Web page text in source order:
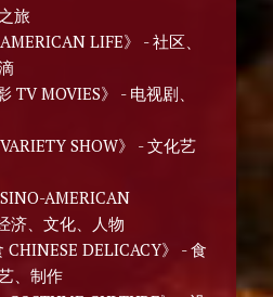
旅
LIFE》 - 社区、
TV MOVIES》 - 电视剧、
SHOW》 - 文化艺
AMERICAN
济、文化、人物
CHINESE DELICACY》 - 食
、制作